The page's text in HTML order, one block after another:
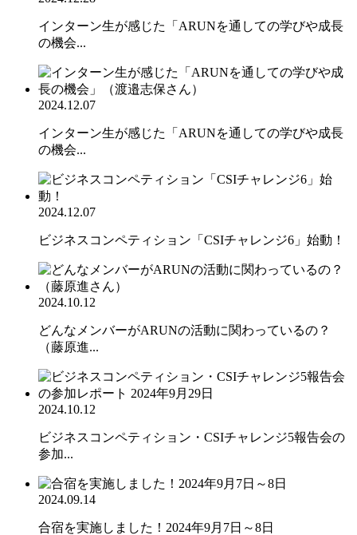
インターン生が感じた「ARUNを通しての学びや成長
の機会...
2024.12.07
インターン生が感じた「ARUNを通しての学びや成長
の機会...
2024.12.07
ビジネスコンペティション「CSIチャレンジ6」始動！
2024.10.12
どんなメンバーがARUNの活動に関わっているの？
（藤原進...
2024.10.12
ビジネスコンペティション・CSIチャレンジ5報告会の
参加...
2024.09.14
合宿を実施しました！2024年9月7日～8日